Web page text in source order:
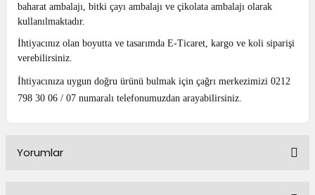
baharat ambalajı, bitki çayı ambalajı ve çikolata ambalajı olarak
kullanılmaktadır.
İhtiyacınız olan boyutta ve tasarımda E-Ticaret, kargo ve koli siparişi
verebilirsiniz.
İhtiyacınıza uygun doğru ürünü bulmak için çağrı merkezimizi 0212
798 30 06 / 07 numaralı telefonumuzdan arayabilirsiniz.
Yorumlar